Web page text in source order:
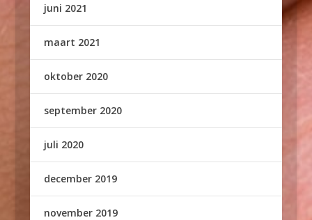
juni 2021
maart 2021
oktober 2020
september 2020
juli 2020
december 2019
november 2019